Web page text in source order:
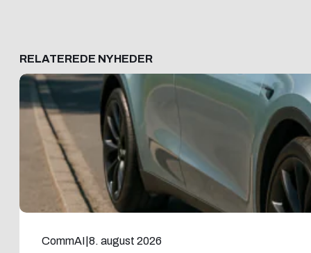
RELATEREDE NYHEDER
CommAI 8. august 2026